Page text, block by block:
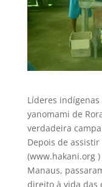
Líderes
yanomami de
verdadeira
Depois de
(www.hakani.org
Manaus,
direito à vida das